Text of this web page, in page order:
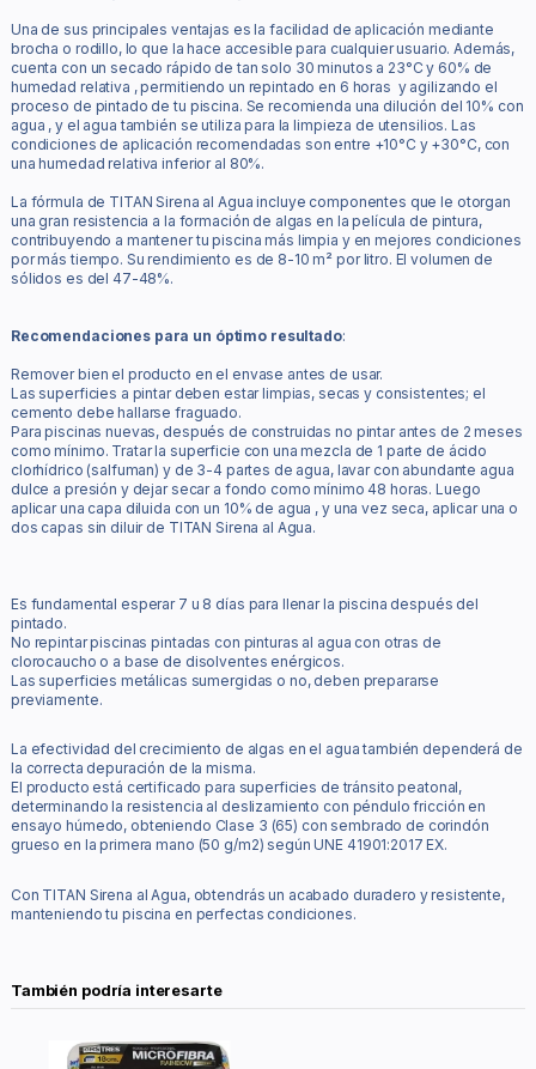
Una de sus principales ventajas es la facilidad de aplicación mediante
brocha o rodillo, lo que la hace accesible para cualquier usuario. Además,
cuenta con un secado rápido de tan solo 30 minutos a 23°C y 60% de
humedad relativa , permitiendo un repintado en 6 horas y agilizando el
proceso de pintado de tu piscina. Se recomienda una dilución del 10% con
agua , y el agua también se utiliza para la limpieza de utensilios. Las
condiciones de aplicación recomendadas son entre +10°C y +30°C, con
una humedad relativa inferior al 80%.
La fórmula de TITAN Sirena al Agua incluye componentes que le otorgan
una gran resistencia a la formación de algas en la película de pintura,
contribuyendo a mantener tu piscina más limpia y en mejores condiciones
por más tiempo. Su rendimiento es de 8-10 m² por litro. El volumen de
sólidos es del 47-48%.
Recomendaciones para un óptimo resultado:
Remover bien el producto en el envase antes de usar.
Las superficies a pintar deben estar limpias, secas y consistentes; el
cemento debe hallarse fraguado.
Para piscinas nuevas, después de construidas no pintar antes de 2 meses
como mínimo. Tratar la superficie con una mezcla de 1 parte de ácido
clorhídrico (salfuman) y de 3-4 partes de agua, lavar con abundante agua
dulce a presión y dejar secar a fondo como mínimo 48 horas. Luego
aplicar una capa diluida con un 10% de agua , y una vez seca, aplicar una o
dos capas sin diluir de TITAN Sirena al Agua.
Es fundamental esperar 7 u 8 días para llenar la piscina después del
pintado.
No repintar piscinas pintadas con pinturas al agua con otras de
clorocaucho o a base de disolventes enérgicos.
Las superficies metálicas sumergidas o no, deben prepararse
previamente.
La efectividad del crecimiento de algas en el agua también dependerá de
la correcta depuración de la misma.
El producto está certificado para superficies de tránsito peatonal,
determinando la resistencia al deslizamiento con péndulo fricción en
ensayo húmedo, obteniendo Clase 3 (65) con sembrado de corindón
grueso en la primera mano (50 g/m2) según UNE 41901:2017 EX.
Con TITAN Sirena al Agua, obtendrás un acabado duradero y resistente,
manteniendo tu piscina en perfectas condiciones.
También podría interesarte